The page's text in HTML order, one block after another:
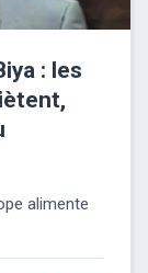
: les
alimente